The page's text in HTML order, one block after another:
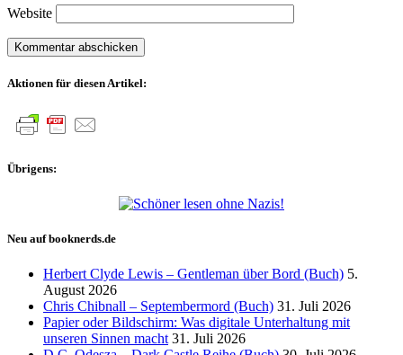
Website
Aktionen für diesen Artikel:
Übrigens:
Neu auf booknerds.de
Herbert Clyde Lewis – Gentleman über Bord (Buch) 5.
August 2026
Chris Chibnall – Septembermord (Buch) 31. Juli 2026
Papier oder Bildschirm: Was digitale Unterhaltung mit
unseren Sinnen macht 31. Juli 2026